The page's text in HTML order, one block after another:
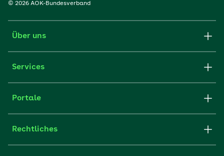
© 2026 AOK-Bundesverband
Über uns
Services
Portale
Rechtliches